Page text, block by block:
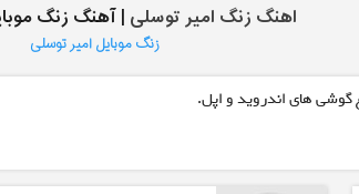
اهنگ زنگ امیر توسلی | آهنگ زنگ
زنگ موبایل امیر توسلی
گوشی های اندروید و اپل.